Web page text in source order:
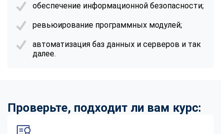
обеспечение информационной безопасности;
ревьюирование программных модулей;
автоматизация баз данных и серверов и так
далее.
Проверьте, подходит ли вам курс: